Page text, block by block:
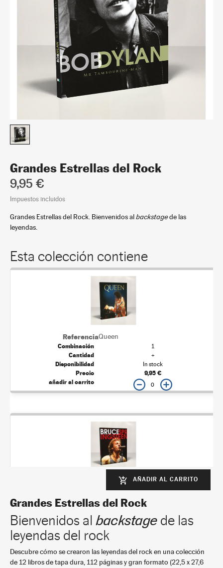
Grandes Estrellas del Rock
9,95 €
Impuestos incluidos
Grandes Estrellas del Rock. Bienvenidos albackstagede las
leyendas.
Esta colección contiene
Queen
1
+
In stock
9,95 €
Bruce Springsteen
2
9,95 €
add_shopping_cart AÑADIR AL CARRITO
Grandes Estrellas del Rock
Bienvenidos al backstage de las
leyendas del rock
Descubre cómo se crearon las leyendas del rock en una colección
de 12 libros de tapa dura, 112 páginas y gran formato (22,5 x 27,6